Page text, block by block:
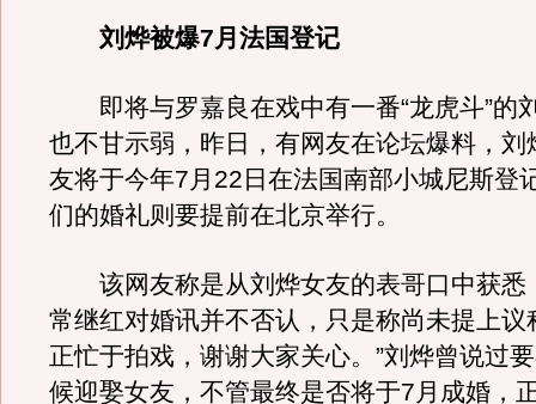
刘烨被爆7月法国登记
即将与罗嘉良在戏中有一番“龙虎斗”的
也不甘示弱，昨日，有网友在论坛爆料，刘
友将于今年7月22日在法国南部小城尼斯登
们的婚礼则要提前在北京举行。
该网友称是从刘烨女友的表哥口中获悉
常继红对婚讯并不否认，只是称尚未提上议
正忙于拍戏，谢谢大家关心。”刘烨曾说过
候迎娶女友，不管最终是否将于7月成婚，